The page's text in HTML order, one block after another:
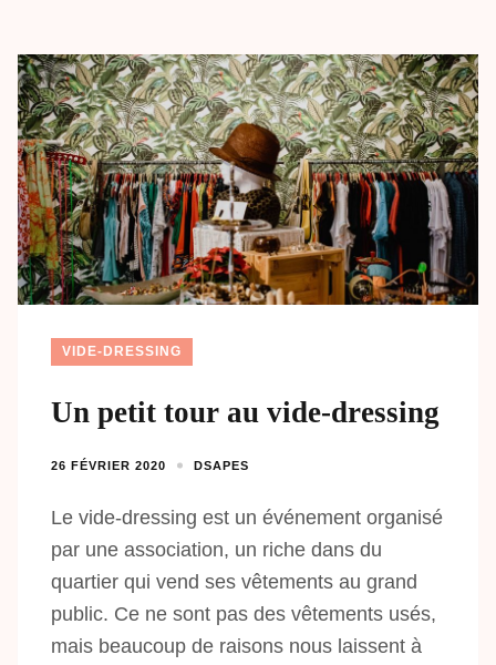
VIDE-DRESSING
Un petit tour au vide-dressing
26 FÉVRIER 2020 DSAPES
Le vide-dressing est un événement organisé
par une association, un riche dans du
quartier qui vend ses vêtements au grand
public. Ce ne sont pas des vêtements usés,
mais beaucoup de raisons nous laissent à